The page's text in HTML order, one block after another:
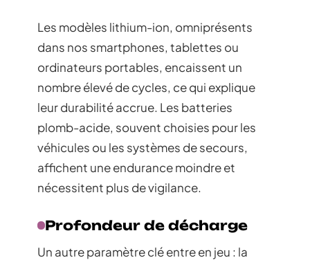
Les modèles lithium-ion, omniprésents
dans nos smartphones, tablettes ou
ordinateurs portables, encaissent un
nombre élevé de cycles, ce qui explique
leur durabilité accrue. Les batteries
plomb-acide, souvent choisies pour les
véhicules ou les systèmes de secours,
affichent une endurance moindre et
nécessitent plus de vigilance.
Profondeur de décharge
Un autre paramètre clé entre en jeu : la